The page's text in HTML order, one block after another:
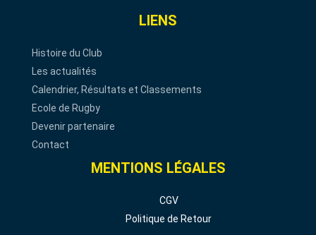
LIENS
Histoire du Club
Les actualités
Calendrier, Résultats et Classements
Ecole de Rugby
Devenir partenaire
Contact
MENTIONS LÉGALES
CGV
Politique de Retour